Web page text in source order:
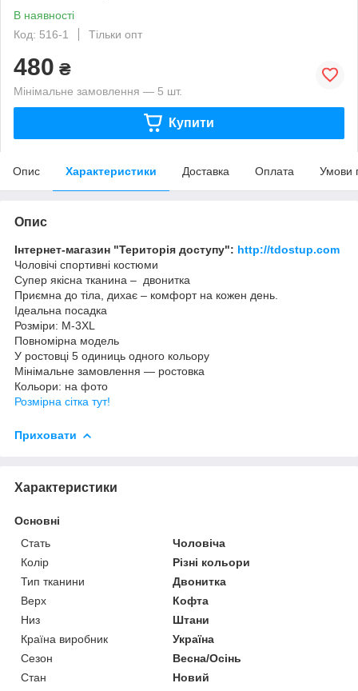
В наявності
Код: 516-1
Тільки опт
480 ₴
Мінімальне замовлення — 5 шт.
Купити
Опис Характеристики Доставка Оплата Умови
Опис
Інтернет-магазин "Територія доступу": http://tdostup.com
Чоловічі спортивні костюми
Супер якісна тканина – двонитка
Приємна до тіла, дихає – комфорт на кожен день.
Ідеальна посадка
Розміри: M-3XL
Повномірна модель
У ростовці 5 одиниць одного кольору
Мінімальне замовлення — ростовка
Кольори: на фото
Розмірна сітка тут!
Приховати
Характеристики
Основні
Стать
Чоловіча
Колір
Різні кольори
Тип тканини
Двонитка
Верх
Кофта
Низ
Штани
Країна виробник
Україна
Сезон
Весна/Осінь
Стан
Новий